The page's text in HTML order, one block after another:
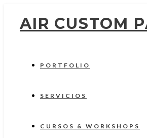
AIR CUSTOM
PORTFOLIO
SERVICIOS
CURSOS & WORKSHOPS